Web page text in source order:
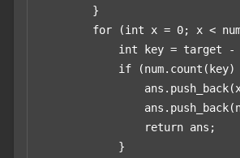
        }
for (int x = 0; x <
int key = target -
if
                return ans;
            }